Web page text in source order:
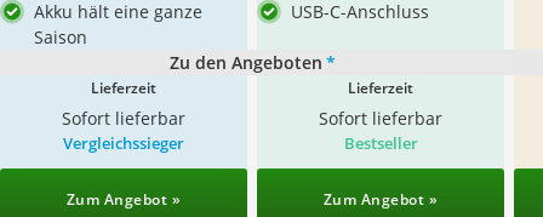
Akku hält eine ganze
Saison
USB-C-Anschluss
Zu den Angeboten *
Lieferzeit
Sofort lieferbar
Lieferzeit
Sofort lieferbar
Vergleichssieger
Zum Angebot »
Bestseller
Zum Angebot »